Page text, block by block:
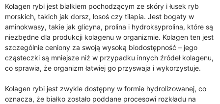
Kolagen rybi jest białkiem pochodzącym ze skóry i łusek ryb
morskich, takich jak dorsz, łosoś czy tilapia. Jest bogaty w
aminokwasy, takie jak glicyna, prolina i hydroksyprolina, które są
niezbędne dla produkcji kolagenu w organizmie. Kolagen ten jest
szczególnie ceniony za swoją wysoką biodostępność – jego
cząsteczki są mniejsze niż w przypadku innych źródeł kolagenu,
co sprawia, że organizm łatwiej go przyswaja i wykorzystuje.
Kolagen rybi jest zwykle dostępny w formie hydrolizowanej, co
oznacza, że białko zostało poddane procesowi rozkładu na